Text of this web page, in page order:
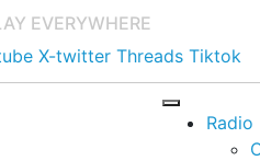
EVERYWHERE
X-twitter Threads Tiktok
Radio